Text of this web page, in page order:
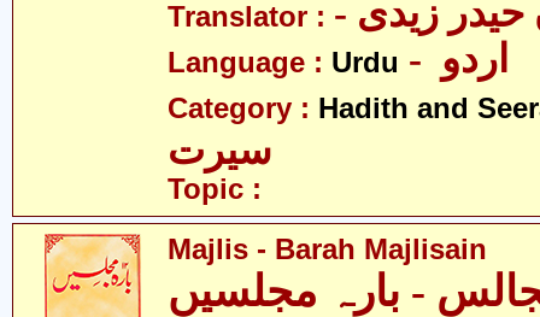
Translator :
Language : Urdu
Category : Hadith and
سیرت
Topic :
Majlis - Barah Majlisain
- بارہ مجلسیں